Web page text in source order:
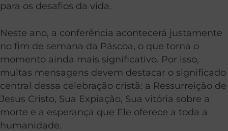
para os desafios da vida.
Neste ano, a conferência acontecerá justamente
no fim de semana da Páscoa, o que torna o
momento ainda mais significativo. Por isso,
muitas mensagens devem destacar o significado
central dessa celebração cristã: a Ressurreição de
Jesus Cristo, Sua Expiação, Sua vitória sobre a
morte e a esperança que Ele oferece a toda a
humanidade.